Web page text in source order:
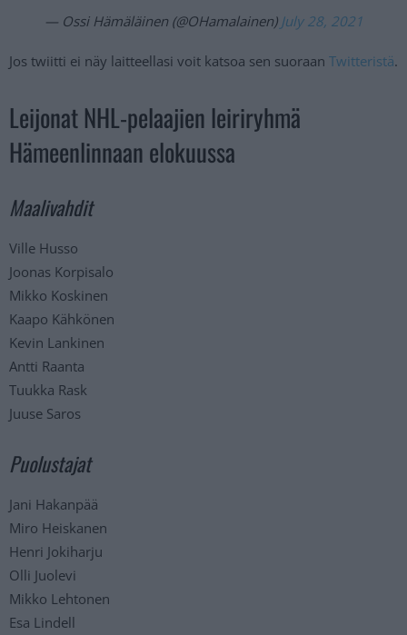
— Ossi Hämäläinen (@OHamalainen) July 28, 2021
Jos twiitti ei näy laitteellasi voit katsoa sen suoraan Twitteristä.
Leijonat NHL-pelaajien leiriryhmä
Hämeenlinnaan elokuussa
Maalivahdit
Ville Husso
Joonas Korpisalo
Mikko Koskinen
Kaapo Kähkönen
Kevin Lankinen
Antti Raanta
Tuukka Rask
Juuse Saros
Puolustajat
Jani Hakanpää
Miro Heiskanen
Henri Jokiharju
Olli Juolevi
Mikko Lehtonen
Esa Lindell